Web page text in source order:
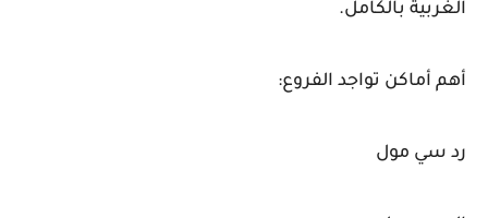
الغربية بالكامل.
أهم أماكن تواجد الفروع:
رد سي مول